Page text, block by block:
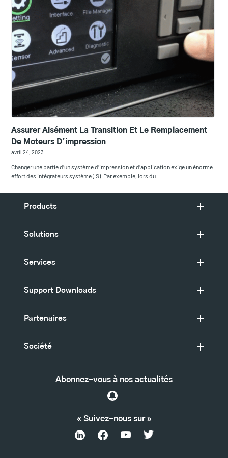
Assurer Aisément La Transition Et Le Remplacement
De Moteurs D’impression
avril 24, 2023
Changer une partie d’un système d’impression et d’application exige un énorme
effort des intégrateurs système (IS). Par exemple, lors du…
Products
Solutions
Services
Support Downloads
Partenaires
Société
« Suivez-nous sur »
Abonnez-vous à nos actualités